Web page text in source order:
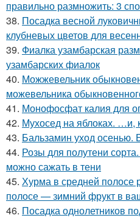
правильно размножить: 3
38. Посадка весной
клубневых цветов для
39. Фиалка узамбарская
узамбарских фиалок
40. Можжевельник
можевельника
41. Монофосфат калия для
42. Мухосед на яблоках. …и,
43. Бальзамин уход осенью.
44. Розы для полутени
можно сажать в тени
45. Хурма в средней полосе
полосе — зимний фрукт в
46. Посадка однолетников